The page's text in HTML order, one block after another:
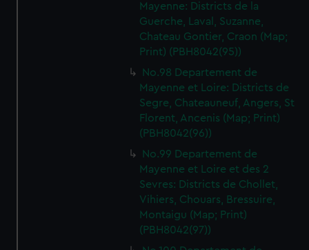
Mayenne: Districts de la
Guerche, Laval, Suzanne,
Chateau Gontier, Craon (Map;
Print) (PBH8042(95))
No.98 Departement de
Mayenne et Loire: Districts de
Segre, Chateauneuf, Angers, St
Florent, Ancenis (Map; Print)
(PBH8042(96))
No.99 Departement de
Mayenne et Loire et des 2
Sevres: Districts de Chollet,
Vihiers, Chouars, Bressuire,
Montaigu (Map; Print)
(PBH8042(97))